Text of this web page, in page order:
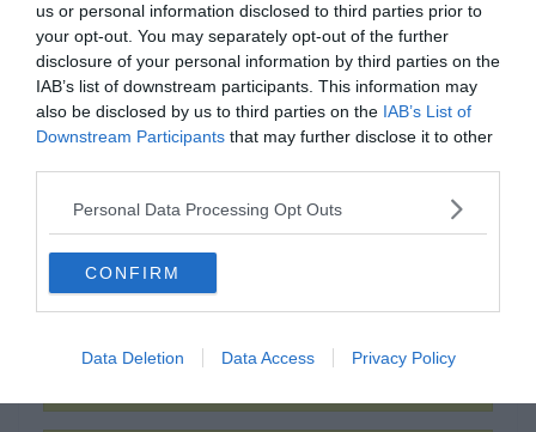
us or personal information disclosed to third parties prior to
your opt-out. You may separately opt-out of the further
disclosure of your personal information by third parties on the
IAB’s list of downstream participants. This information may
also be disclosed by us to third parties on the IAB’s List of
Downstream Participants that may further disclose it to other
Personal Data Processing Opt Outs
CONFIRM
Data Deletion Data Access Privacy Policy
0%
"Az ember dolgának árja
van, mely habdagállyal
boldogságra visz. De
elmulasztva, teljes életök
nyomorban, és zátonyok
közt zárva teng."